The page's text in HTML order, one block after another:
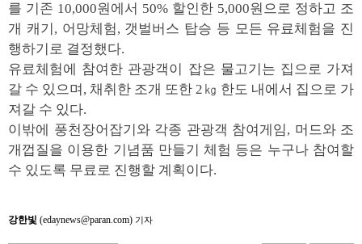
를 기존 10,000원에서 50% 할인한 5,000원으로 정하고 조
개 캐기, 어망체험, 갯벌버스 탑승 등 모든 유료체험을 진
행하기로 결정했다.
유료체험에 참여한 관광객이 잡은 물고기는 집으로 가져
갈 수 있으며, 채취한 조개 또한 2㎏ 한도 내에서 집으로 가
져갈 수 있다.
이밖에 풍천장어잡기와 각종 관광객 참여게임, 머드와 조
개껍질을 이용한 기념품 만들기 체험 등은 누구나 참여할
수 있도록 무료로 진행할 계획이다.
강한빛 (edaynews@paran.com) 기자